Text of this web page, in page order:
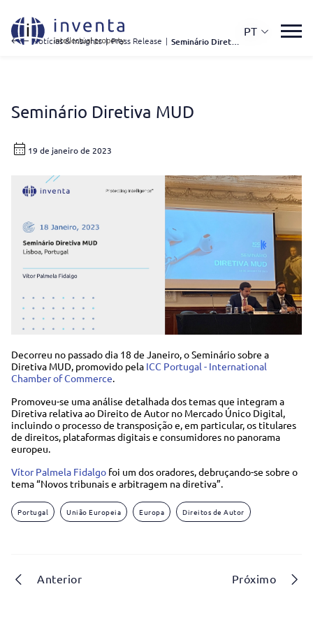
PT
Notícias & Insights | Press Release | Seminário Diretiva MUD
Seminário Diretiva MUD
19 de janeiro de 2023
Decorreu no passado dia 18 de Janeiro, o Seminário sobre a
Diretiva MUD, promovido pela ICC Portugal - International
Chamber of Commerce.
Promoveu-se uma análise detalhada dos temas que integram a
Diretiva relativa ao Direito de Autor no Mercado Único Digital,
incluindo o processo de transposição e, em particular, os titulares
de direitos, plataformas digitais e consumidores no panorama
europeu.
Vítor Palmela Fidalgo foi um dos oradores, debruçando-se sobre o
tema “Novos tribunais e arbitragem na diretiva”.
Portugal União Europeia Europa Direitos de Autor
Anterior Próximo